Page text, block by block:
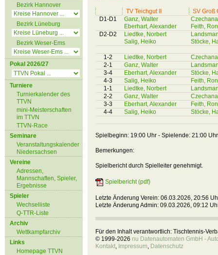
Bezirk Hannover
Bezirk Lüneburg
Bezirk Weser-Ems
Pokal 2026/27
Turniere
Turnierkalender des
TTVN
mini-Meisterschaften
im TTVN
TTVN-Race
Seminare
Veranstaltungskalender
Niedersachsen
Vereine
Adressen,
Mannschaften, Spieler,
Ergebnisse
Spieler
Wechselliste
Q-TTR-Liste
Archiv
Wettkampfarchiv
Links
Homepage TTVN
TV Teichgut II
SV Groß
D1-D1
Ganz, Walter
Eberhart, Alexander
Feith,
D2-D2
Liedtke, Norbert
Salig, Heiko
Stöcke,
1-2 Liedtke, Norbert
2-1
Ganz, Walter
3-4
Eberhart, Alexander
Stöcke,
4-3
Salig, Heiko
Feith,
1-1
Liedtke, Norbert
2-2
Ganz, Walter
3-3
Eberhart, Alexander
Feith,
4-4
Salig, Heiko Stöcke,
Spielbeginn: 19:00 Uhr - Spielende: 21:00 Uhr
Bemerkungen:
Spielbericht durch Spielleiter genehmigt.
Spielbericht (pdf)
Letzte Änderung Verein: 06.03.2026, 20:56
Letzte Änderung Admin: 09.03.2026, 09:12
Für den Inhalt verantwortlich: Tischtennis-
© 1999-2026 nu Datenautomaten GmbH -
Kontakt, Impressum, Datenschutz